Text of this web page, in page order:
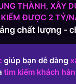
THÀNH, XÂY
ĐƯỢC 2 TỶ/
chất lượng -
giúp bạn dễ dàng
tìm kiếm khách